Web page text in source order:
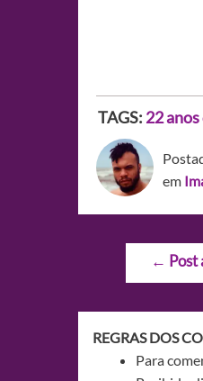
TAGS: 22
em
Navegação
←
REGRAS DOS
Para